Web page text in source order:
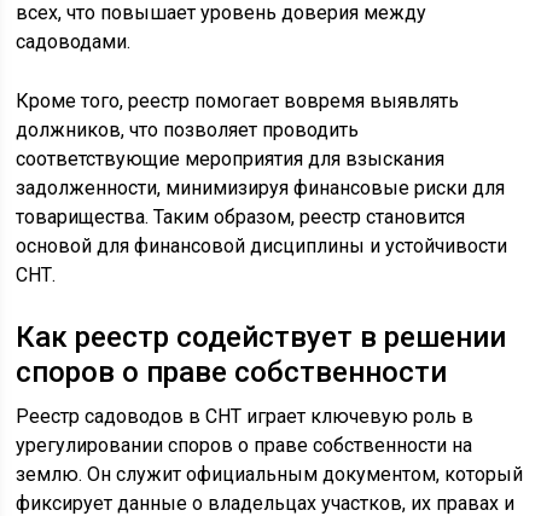
всех, что повышает уровень доверия между
садоводами.
Кроме того, реестр помогает вовремя выявлять
должников, что позволяет проводить
соответствующие мероприятия для взыскания
задолженности, минимизируя финансовые риски для
товарищества. Таким образом, реестр становится
основой для финансовой дисциплины и устойчивости
СНТ.
Как реестр содействует в решении
споров о праве собственности
Реестр садоводов в СНТ играет ключевую роль в
урегулировании споров о праве собственности на
землю. Он служит официальным документом, который
фиксирует данные о владельцах участков, их правах и